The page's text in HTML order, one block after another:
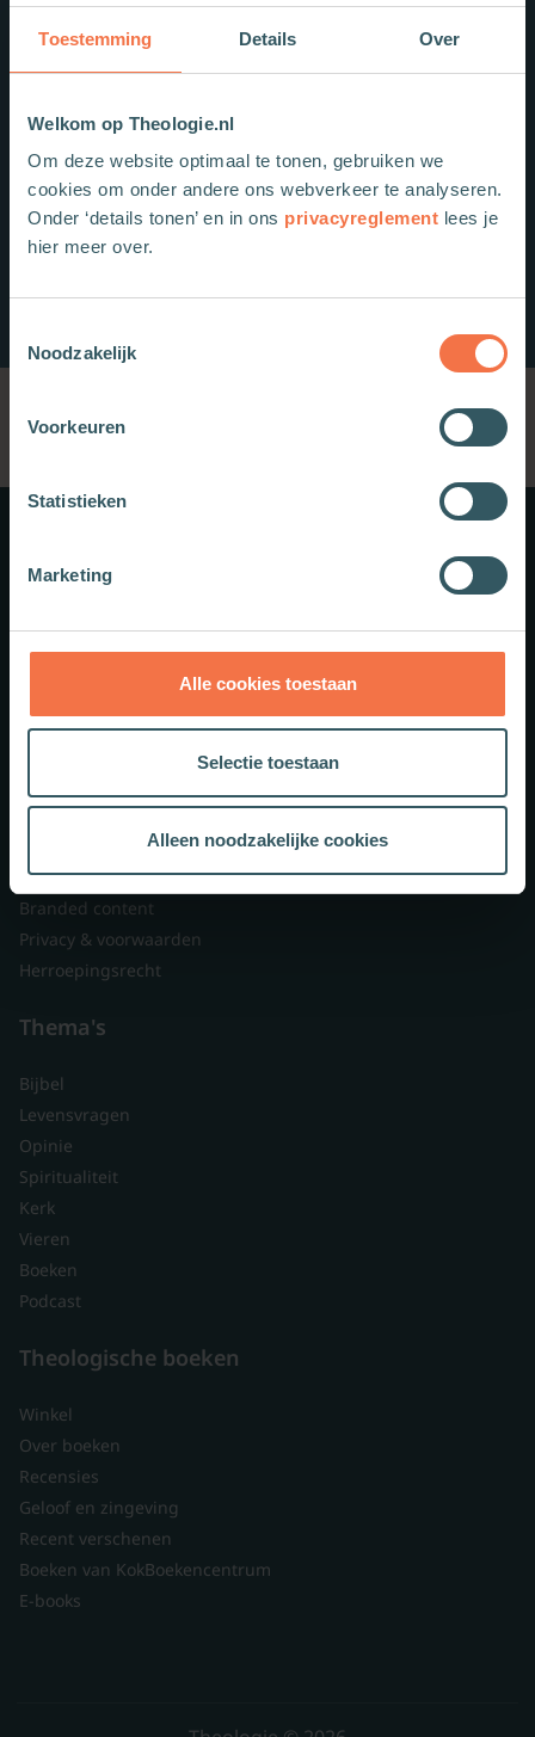
Toestemming Details Over
Welkom op Theologie.nl
Om deze website optimaal te tonen, gebruiken we
cookies om onder andere ons webverkeer te analyseren.
Onder ‘details tonen’ en in ons privacyreglement lees je
hier meer over.
Noodzakelijk
Voorkeuren
Statistieken
Marketing
Alle cookies toestaan
Selectie toestaan
Alleen noodzakelijke cookies
Nieuwsbrieven
Veelgestelde vragen
Contact
Branded content
Privacy & voorwaarden
Herroepingsrecht
Thema's
Bijbel
Levensvragen
Opinie
Spiritualiteit
Kerk
Vieren
Boeken
Podcast
Theologische boeken
Winkel
Over boeken
Recensies
Geloof en zingeving
Recent verschenen
Boeken van KokBoekencentrum
E-books